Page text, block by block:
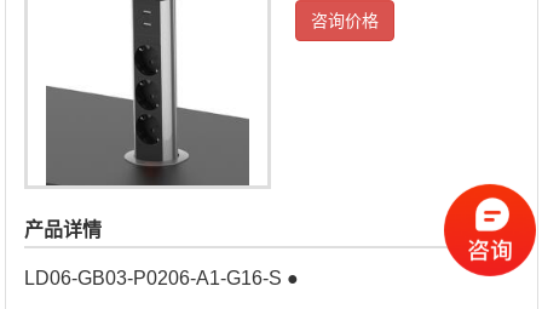
咨询价格
产品详情
LD06-GB03-P0206-A1-G16-S ●